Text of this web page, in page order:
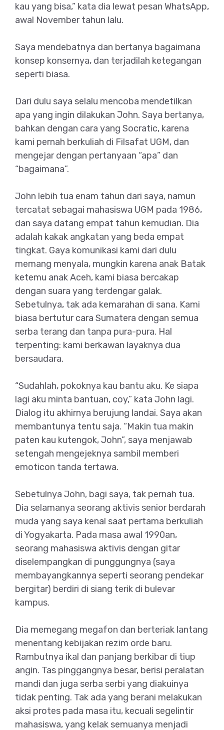
kau yang bisa,” kata dia lewat pesan WhatsApp,
awal November tahun lalu.
Saya mendebatnya dan bertanya bagaimana
konsep konsernya, dan terjadilah ketegangan
seperti biasa.
Dari dulu saya selalu mencoba mendetilkan
apa yang ingin dilakukan John. Saya bertanya,
bahkan dengan cara yang Socratic, karena
kami pernah berkuliah di Filsafat UGM, dan
mengejar dengan pertanyaan “apa” dan
“bagaimana”.
John lebih tua enam tahun dari saya, namun
tercatat sebagai mahasiswa UGM pada 1986,
dan saya datang empat tahun kemudian. Dia
adalah kakak angkatan yang beda empat
tingkat. Gaya komunikasi kami dari dulu
memang menyala, mungkin karena anak Batak
ketemu anak Aceh, kami biasa bercakap
dengan suara yang terdengar galak.
Sebetulnya, tak ada kemarahan di sana. Kami
biasa bertutur cara Sumatera dengan semua
serba terang dan tanpa pura-pura. Hal
terpenting: kami berkawan layaknya dua
bersaudara.
“Sudahlah, pokoknya kau bantu aku. Ke siapa
lagi aku minta bantuan, coy,” kata John lagi.
Dialog itu akhirnya berujung landai. Saya akan
membantunya tentu saja. “Makin tua makin
paten kau kutengok, John”, saya menjawab
setengah mengejeknya sambil memberi
emoticon tanda tertawa.
Sebetulnya John, bagi saya, tak pernah tua.
Dia selamanya seorang aktivis senior berdarah
muda yang saya kenal saat pertama berkuliah
di Yogyakarta. Pada masa awal 1990an,
seorang mahasiswa aktivis dengan gitar
diselempangkan di punggungnya (saya
membayangkannya seperti seorang pendekar
bergitar) berdiri di siang terik di bulevar
kampus.
Dia memegang megafon dan berteriak lantang
menentang kebijakan rezim orde baru.
Rambutnya ikal dan panjang berkibar di tiup
angin. Tas pinggangnya besar, berisi peralatan
mandi dan juga serba serbi yang diakuinya
tidak penting. Tak ada yang berani melakukan
aksi protes pada masa itu, kecuali segelintir
mahasiswa, yang kelak semuanya menjadi